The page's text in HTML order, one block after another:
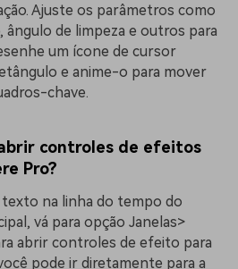
Ajuste os parâmetros como
ângulo de limpeza e outros para
um ícone de cursor
e anime-o para mover
chave.
controles de efeitos
Pro?
texto na linha do tempo do
vá para opção Janelas>
abrir controles de efeito para
pode ir diretamente para a